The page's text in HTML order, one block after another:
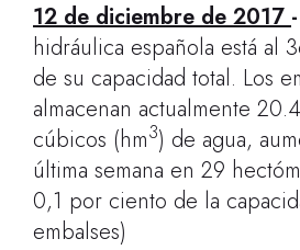
12 de diciembre de 2017-
hidráulica española está al
de su capacidad total. Los
almacenan actualmente
cúbicos (hm3) de agua,
última semana en 29
0,1 por ciento de la
embalses)